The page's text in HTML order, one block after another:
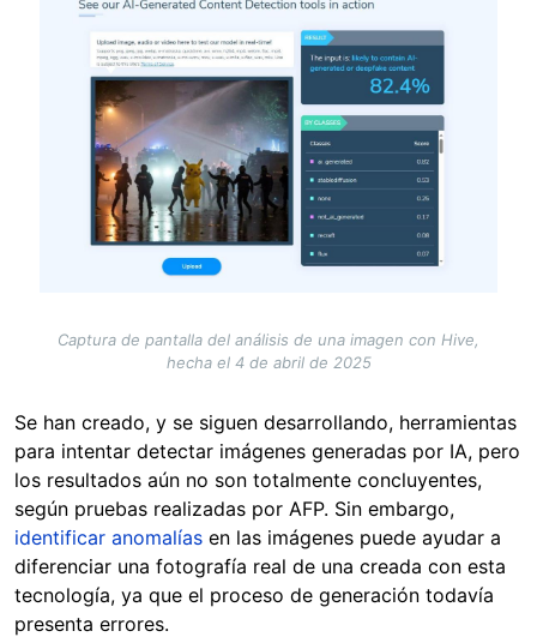
Captura de pantalla del análisis de una imagen con Hive,
hecha el 4 de abril de 2025
Se han creado, y se siguen desarrollando, herramientas
para intentar detectar imágenes generadas por IA, pero
los resultados aún no son totalmente concluyentes,
según pruebas realizadas por AFP. Sin embargo,
identificar anomalías en las imágenes puede ayudar a
diferenciar una fotografía real de una creada con esta
tecnología, ya que el proceso de generación todavía
presenta errores.